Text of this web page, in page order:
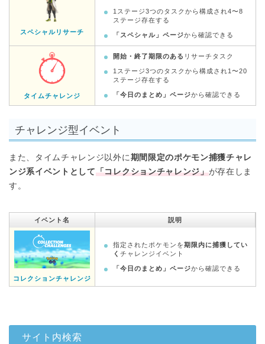
スペシャルリサーチ
1ステージ3つのタスクから構成され4〜8
ステージ存在する
「スペシャル」ページから確認できる
タイムチャレンジ
開始・終了期限のある リサーチタスク
1ステージ3つのタスクから構成され1〜20
ステージ存在する
「今日のまとめ」ページから確認できる
チャレンジ型イベント
また、タイムチャレンジ以外に期間限定のポケモン捕獲チャレ
ンジ系イベントとして「コレクションチャレンジ」が存在しま
す。
イベント名 説明
コレクションチャレンジ
指定されたポケモンを期限内に捕獲してい
く チャレンジイベント
「今日のまとめ」ページから確認できる
サイト内検索